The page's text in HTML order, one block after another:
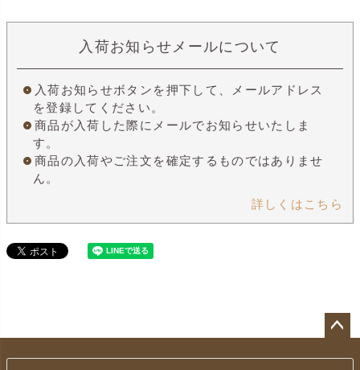
入荷お知らせメールについて
入荷お知らせボタンを押下して、メールアドレス
を登録してください。
商品が入荷した際にメールでお知らせいたしま
す。
商品の入荷やご注文を確定するものではありませ
ん。
詳しくはこちら